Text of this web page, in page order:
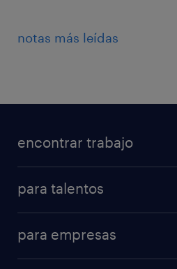
notas más leídas
encontrar trabajo
para talentos
para empresas